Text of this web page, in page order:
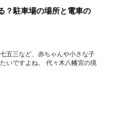
？駐車場の場所と電車の
五三など、赤ちゃんや小さな子
いですよね。 代々木八幡宮の境